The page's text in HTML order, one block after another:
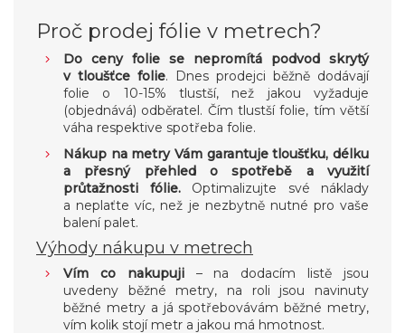
Proč prodej fólie v metrech?
Do ceny folie se nepromítá podvod skrytý
v tloušťce folie. Dnes prodejci běžně dodávají
folie o 10-15% tlustší, než jakou vyžaduje
(objednává) odběratel. Čím tlustší folie, tím větší
váha respektive spotřeba folie.
Nákup na metry Vám garantuje tloušťku, délku
a přesný přehled o spotřebě a využití
průtažnosti fólie. Optimalizujte své náklady
a neplaťte víc, než je nezbytně nutné pro vaše
balení palet.
Výhody nákupu v metrech
Vím co nakupuji– na dodacím listě jsou
uvedeny běžné metry, na roli jsou navinuty
běžné metry a já spotřebovávám běžné metry,
vím kolik stojí metr a jakou má hmotnost.